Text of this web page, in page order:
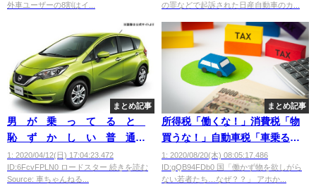
外車ユーザーの8割はイ...
の罪などで起訴された日産自動車のカ...
まとめ記事
男 が 乗 っ て る と
恥 ず か し い 普 通
車
1: 2020/04/12(日) 17:04:23.472
ID:6FcvFPLN0 ロードスター 続きを読む
Source: 車ちゃんねる...
まとめ記事
所得税「働くな！」消費税「物
買うな！」自動車税「車乗る
な！」年金「若者はしね！」
1: 2020/08/20(木) 08:05:17.486
ID:gQB94FDb0 国「働かず物を欲しがら
ない若者たち…なぜ？？」 アホか...